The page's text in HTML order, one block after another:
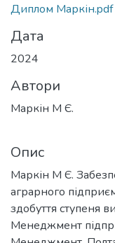
Диплом Маркін.pdf
Дата
2024
Автори
Маркін М Є.
Опис
Маркін М Є.
аграрного
здобуття ступеня
Менеджмент